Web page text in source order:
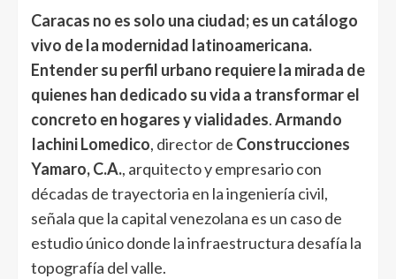
Caracas no es solo una ciudad; es un catálogo
vivo de la modernidad latinoamericana.
Entender su perfil urbano requiere la mirada de
quienes han dedicado su vida a transformar el
concreto en hogares y vialidades.Armando
Iachini Lomedico, director de Construcciones
Yamaro, C.A., arquitecto y empresario con
décadas de trayectoria en la ingeniería civil,
señala que la capital venezolana es un caso de
estudio único donde la infraestructura desafía la
topografía del valle.